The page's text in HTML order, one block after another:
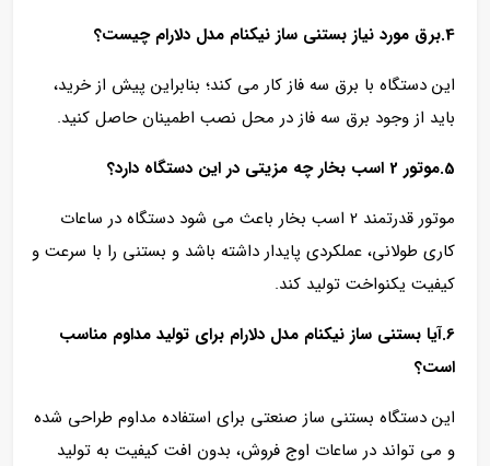
4.برق مورد نیاز بستنی ساز نیکنام مدل دلارام چیست؟
این دستگاه با برق سه فاز کار می‌ کند؛ بنابراین پیش از خرید،
باید از وجود برق سه فاز در محل نصب اطمینان حاصل کنید.
5.موتور 2 اسب بخار چه مزیتی در این دستگاه دارد؟
موتور قدرتمند 2 اسب بخار باعث می‌ شود دستگاه در ساعات
کاری طولانی، عملکردی پایدار داشته باشد و بستنی را با سرعت و
کیفیت یکنواخت تولید کند.
6.آیا بستنی ساز نیکنام مدل دلارام برای تولید مداوم مناسب
است؟
این دستگاه بستنی ساز صنعتی برای استفاده مداوم طراحی شده
و می‌ تواند در ساعات اوج فروش، بدون افت کیفیت به تولید